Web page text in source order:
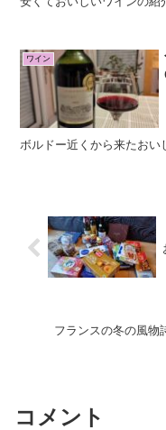
ワイン
ボルドー近くから来たおい
フランスの冬の風
コメント